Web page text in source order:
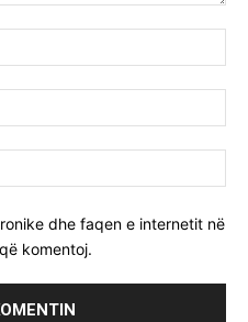
dhe faqen e internetit në
komentoj.